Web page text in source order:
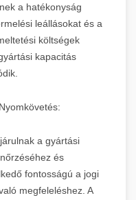
a hatékonyság
leállásokat és a
költségek
kapacitás
a gyártási
és
fontosságú a jogi
megfeleléshez. A